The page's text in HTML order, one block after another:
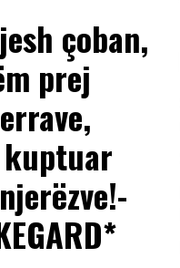
çoban,
prej